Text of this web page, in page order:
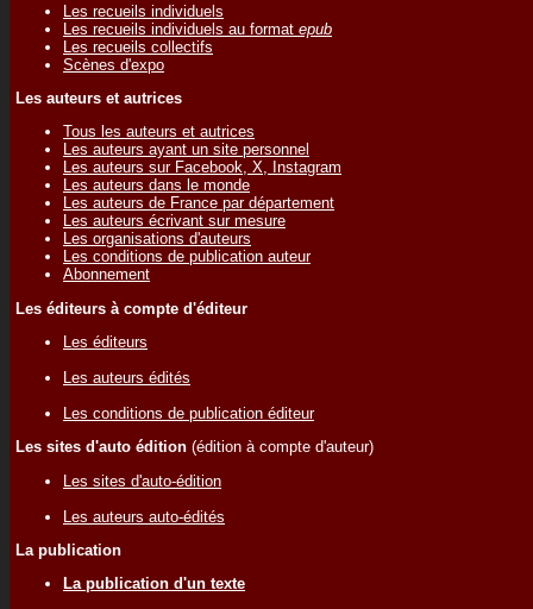
Les recueils individuels
Les recueils individuels au format epub
Les recueils collectifs
Scènes d'expo
Les auteurs et autrices
Tous les auteurs et autrices
Les auteurs ayant un site personnel
Les auteurs sur Facebook, X, Instagram
Les auteurs dans le monde
Les auteurs de France par département
Les auteurs écrivant sur mesure
Les organisations d'auteurs
Les conditions de publication auteur
Abonnement
Les éditeurs à compte d'éditeur
Les éditeurs
Les auteurs édités
Les conditions de publication éditeur
Les sites d'auto édition (édition à compte d'auteur)
Les sites d'auto-édition
Les auteurs auto-édités
La publication
La publication d'un texte